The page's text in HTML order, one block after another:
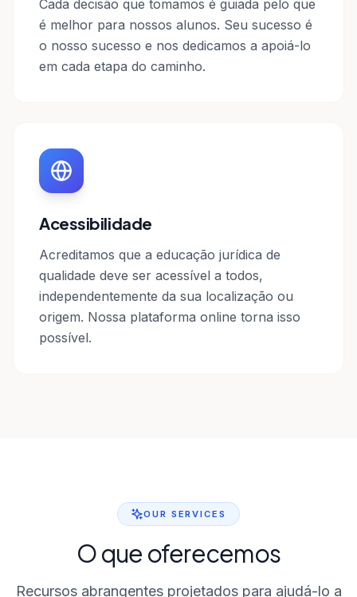
Cada decisão que tomamos é guiada pelo que
é melhor para nossos alunos. Seu sucesso é
o nosso sucesso e nos dedicamos a apoiá-lo
em cada etapa do caminho.
Acessibilidade
Acreditamos que a educação jurídica de
qualidade deve ser acessível a todos,
independentemente da sua localização ou
origem. Nossa plataforma online torna isso
possível.
OUR SERVICES
O que oferecemos
Recursos abrangentes projetados para ajudá-lo a